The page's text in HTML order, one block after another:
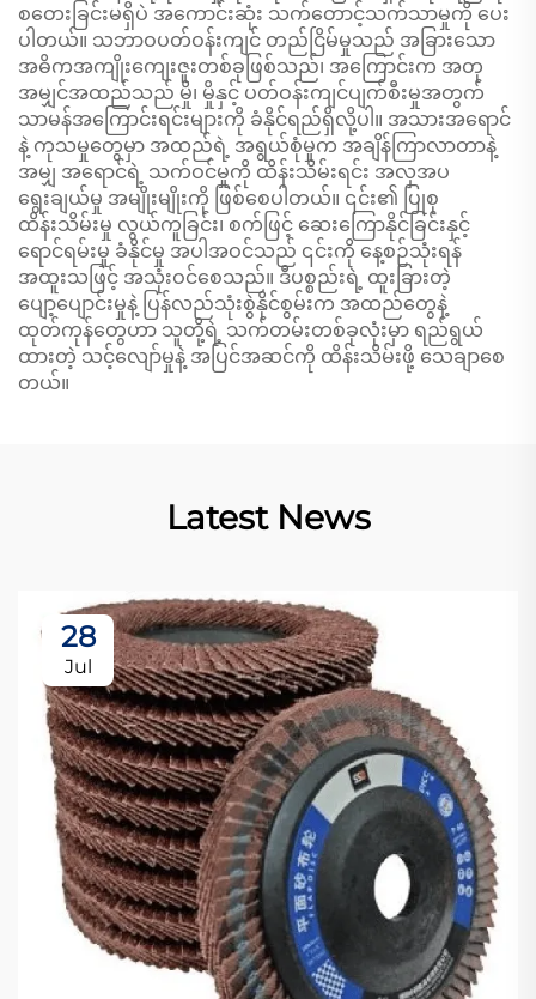
စတေးခြင်းမရှိပဲ အကောင်းဆုံး သက်တောင့်သက်သာမှုကို ပေး
ပါတယ်။ သဘာဝပတ်ဝန်းကျင် တည်ငြိမ်မှုသည် အခြားသော
အဓိကအကျိုးကျေးဇူးတစ်ခုဖြစ်သည်၊ အကြောင်းက အတု
အမျှင်အထည်သည် မှို၊ မှိုနှင့် ပတ်ဝန်းကျင်ပျက်စီးမှုအတွက်
သာမန်အကြောင်းရင်းများကို ခံနိုင်ရည်ရှိလို့ပါ။ အသားအရောင်
နဲ့ ကုသမှုတွေမှာ အထည်ရဲ့ အရွယ်စုံမှုက အချိန်ကြာလာတာနဲ့
အမျှ အရောင်ရဲ့ သက်ဝင်မှုကို ထိန်းသိမ်းရင်း အလှအပ
ရွေးချယ်မှု အမျိုးမျိုးကို ဖြစ်စေပါတယ်။ ၎င်း၏ ပြုစု
ထိန်းသိမ်းမှု လွယ်ကူခြင်း၊ စက်ဖြင့် ဆေးကြောနိုင်ခြင်းနှင့်
ရောင်ရမ်းမှု ခံနိုင်မှု အပါအဝင်သည် ၎င်းကို နေ့စဉ်သုံးရန်
အထူးသဖြင့် အသုံးဝင်စေသည်။ ဒီပစ္စည်းရဲ့ ထူးခြားတဲ့
ပျော့ပျောင်းမှုနဲ့ ပြန်လည်သုံးစွဲနိုင်စွမ်းက အထည်တွေနဲ့
ထုတ်ကုန်တွေဟာ သူတို့ရဲ့ သက်တမ်းတစ်ခုလုံးမှာ ရည်ရွယ်
ထားတဲ့ သင့်လျော်မှုနဲ့ အပြင်အဆင်ကို ထိန်းသိမ်းဖို့ သေချာစေ
တယ်။
Latest News
28
Jul